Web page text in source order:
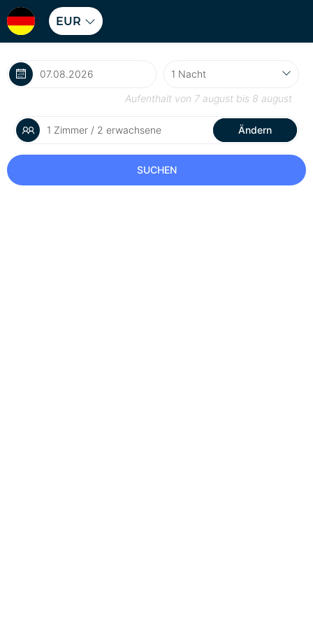
EUR
Aufenthalt von 7 august bis 8 august
1 Zimmer / 2 erwachsene Ändern